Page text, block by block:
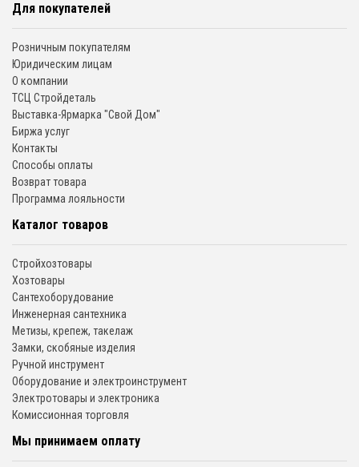
Для покупателей
Розничным покупателям
Юридическим лицам
О компании
ТСЦ Стройдеталь
Выставка-Ярмарка "Свой Дом"
Биржа услуг
Контакты
Способы оплаты
Возврат товара
Программа лояльности
Каталог товаров
Стройхозтовары
Хозтовары
Сантехоборудование
Инженерная сантехника
Метизы, крепеж, такелаж
Замки, скобяные изделия
Ручной инструмент
Оборудование и электроинструмент
Электротовары и электроника
Комиссионная торговля
Мы принимаем оплату